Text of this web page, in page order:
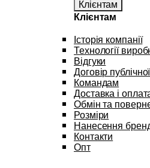
Клієнтам
Клієнтам
Історія компанії
Технології
Відгуки
Договір
Командам
Доставка і
Обмін та
Розміри
Нанесення
Контакти
Опт